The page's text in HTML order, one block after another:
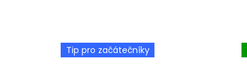
Tip pro začátečníky